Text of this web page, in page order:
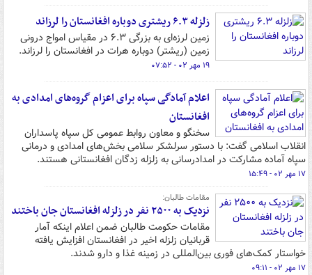
زلزله‌ ۶.۳ ریشتری دوباره افغانستان را لرزاند
زمین لرزه‌ای به بزرگی ۶.۳ در مقیاس امواج درونی
زمین (ریشتر) دوباره هرات در افغانستان را لرزاند.
۱۹ مهر ۰۲ - ۰۷:۵۲
اعلام آمادگی سپاه برای اعزام گروه‌های امدادی به
افغانستان
سخنگو و معاون روابط عمومی کل سپاه پاسداران
انقلاب اسلامی گفت: با دستور سرلشکر سلامی بخش‌های امدادی و درمانی
سپاه آماده مشارکت در امدادرسانی به زلزله زدگان افغانستانی هستند.
۱۷ مهر ۰۲ - ۱۵:۴۹
مقامات طالبان:
نزدیک به ۲۵۰۰ نفر در زلزله افغانستان جان باختند
مقامات حکومت طالبان ضمن اعلام اینکه آمار
قربانیان زلزله اخیر در افغانستان افزایش یافته
خواستار کمک‌های فوری بین‌المللی در زمینه غذا و دارو شدند.
۱۷ مهر ۰۲ - ۰۹:۱۱